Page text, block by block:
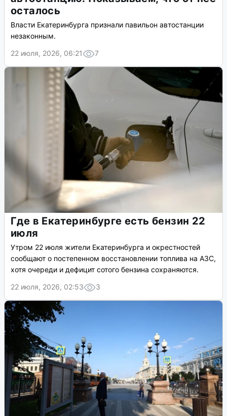
осталось
Власти Екатеринбурга признали павильон автостанции
незаконным.
22 июля, 2026, 06:21
7
Где в Екатеринбурге есть бензин 22
июля
Утром 22 июля жители Екатеринбурга и окрестностей
сообщают о постепенном восстановлении топлива на АЗС,
хотя очереди и дефицит сотого бензина сохраняются.
22 июля, 2026, 02:53
3